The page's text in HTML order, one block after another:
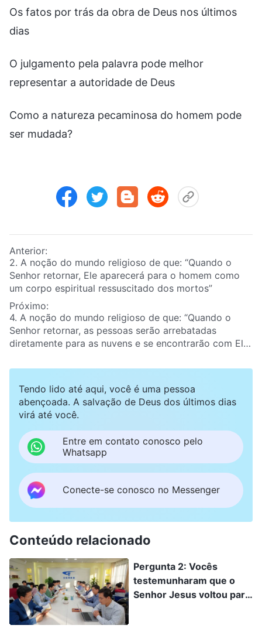
Os fatos por trás da obra de Deus nos últimos
dias
O julgamento pela palavra pode melhor
representar a autoridade de Deus
Como a natureza pecaminosa do homem pode
ser mudada?
Anterior:
2. A noção do mundo religioso de que: “Quando o
Senhor retornar, Ele aparecerá para o homem como
um corpo espiritual ressuscitado dos mortos”
Próximo:
4. A noção do mundo religioso de que: “Quando o
Senhor retornar, as pessoas serão arrebatadas
diretamente para as nuvens e se encontrarão com Ele
Tendo lido até aqui, você é uma pessoa
abençoada. A salvação de Deus dos últimos dias
virá até você.
Entre em contato conosco pelo
Whatsapp
Conecte-se conosco no Messenger
Conteúdo relacionado
Pergunta 2: Vocês
testemunharam que o
Senhor Jesus voltou para